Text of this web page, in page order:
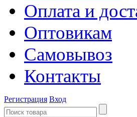
Оплата и
Оптовикам
Самовывоз
Контакты
Регистрация Вход